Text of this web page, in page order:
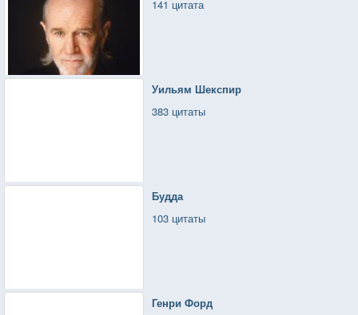
141 цитата
Уильям Шекспир
383 цитаты
Будда
103 цитаты
Генри Форд